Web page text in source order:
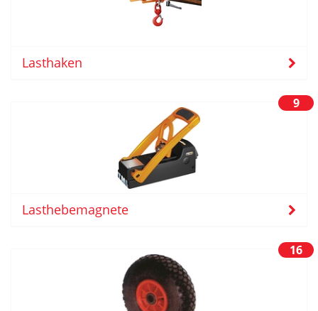
Lasthaken
9
Lasthebemagnete
16